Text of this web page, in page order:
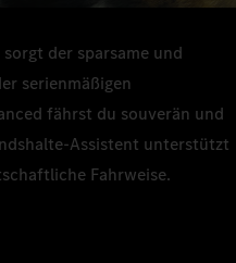
der sparsame und
serienmäßigen
fährst du souverän und
Assistent unterstützt
Fahrweise.